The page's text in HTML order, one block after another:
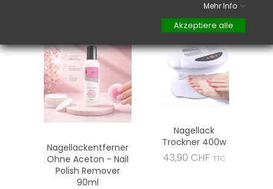
Nagellackentferner
Ohne Aceton - Nail
Polish Remover
90ml
Nagellack
Trockner 400w
43,90 CHF Preis
TTC
Mehr Info
Akzeptiere alle